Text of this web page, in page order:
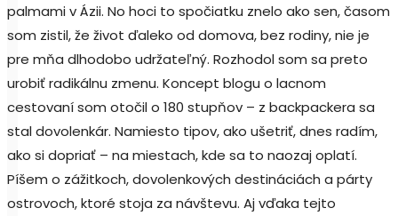
palmami v Ázii. No hoci to spočiatku znelo ako sen, časom
som zistil, že život ďaleko od domova, bez rodiny, nie je
pre mňa dlhodobo udržateľný. Rozhodol som sa preto
urobiť radikálnu zmenu. Koncept blogu o lacnom
cestovaní som otočil o 180 stupňov – z backpackera sa
stal dovolenkár. Namiesto tipov, ako ušetriť, dnes radím,
ako si dopriať – na miestach, kde sa to naozaj oplatí.
Píšem o zážitkoch, dovolenkových destináciách a párty
ostrovoch, ktoré stoja za návštevu. Aj vďaka tejto